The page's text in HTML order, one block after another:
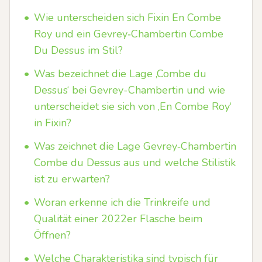
• Wie unterscheiden sich Fixin En Combe
Roy und ein Gevrey‑Chambertin Combe
Du Dessus im Stil?
• Was bezeichnet die Lage ‚Combe du
Dessus‘ bei Gevrey-Chambertin und wie
unterscheidet sie sich von ‚En Combe Roy‘
in Fixin?
• Was zeichnet die Lage Gevrey‑Chambertin
Combe du Dessus aus und welche Stilistik
ist zu erwarten?
• Woran erkenne ich die Trinkreife und
Qualität einer 2022er Flasche beim
Öffnen?
• Welche Charakteristika sind typisch für